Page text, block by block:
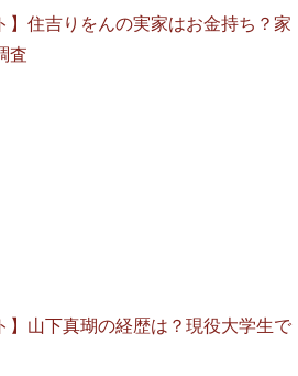
】住吉りをんの実家はお金持ち？家
査
】山下真瑚の経歴は？現役大学生で